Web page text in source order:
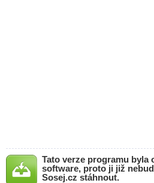
Tato verze programu byla
software, proto ji již
Sosej.cz stáhnout.